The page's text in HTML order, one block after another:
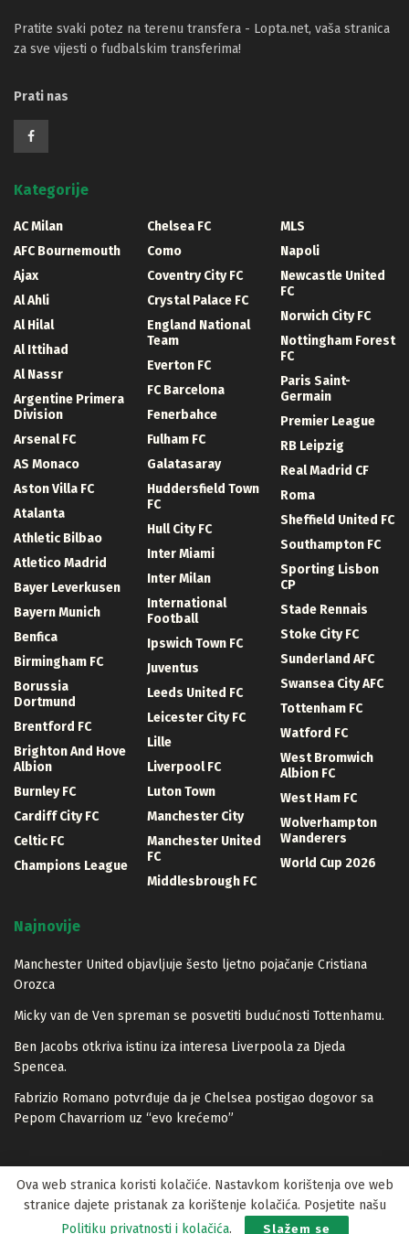
Pratite svaki potez na terenu transfera - Lopta.net, vaša stranica
za sve vijesti o fudbalskim transferima!
Prati nas
Kategorije
AC Milan
AFC Bournemouth
Ajax
Al Ahli
Al Hilal
Al Ittihad
Al Nassr
Argentine Primera
Division
Arsenal FC
AS Monaco
Aston Villa FC
Atalanta
Athletic Bilbao
Atletico Madrid
Bayer Leverkusen
Bayern Munich
Benfica
Birmingham FC
Borussia
Dortmund
Brentford FC
Brighton And Hove
Albion
Burnley FC
Cardiff City FC
Celtic FC
Champions League
Chelsea FC
Como
Coventry City FC
Crystal Palace FC
England National
Team
Everton FC
FC Barcelona
Fenerbahce
Fulham FC
Galatasaray
Huddersfield Town
FC
Hull City FC
Inter Miami
Inter Milan
International
Football
Ipswich Town FC
Juventus
Leeds United FC
Leicester City FC
Lille
Liverpool FC
Luton Town
Manchester City
Manchester United
FC
Middlesbrough FC
MLS
Napoli
Newcastle United
FC
Norwich City FC
Nottingham Forest
FC
Paris Saint-
Germain
Premier League
RB Leipzig
Real Madrid CF
Roma
Sheffield United FC
Southampton FC
Sporting Lisbon
CP
Stade Rennais
Stoke City FC
Sunderland AFC
Swansea City AFC
Tottenham FC
Watford FC
West Bromwich
Albion FC
West Ham FC
Wolverhampton
Wanderers
World Cup 2026
Najnovije
Manchester United objavljuje šesto ljetno pojačanje Cristiana
Orozca
Micky van de Ven spreman se posvetiti budućnosti Tottenhamu.
Ben Jacobs otkriva istinu iza interesa Liverpoola za Djeda
Spencea.
Fabrizio Romano potvrđuje da je Chelsea postigao dogovor sa
Pepom Chavarriom uz “evo krećemo”
© 2023 Lopta.net
Ova web stranica koristi kolačiće. Nastavkom korištenja ove web
stranice dajete pristanak za korištenje kolačića. Posjetite našu
Politiku privatnosti i kolačića. Slažem se